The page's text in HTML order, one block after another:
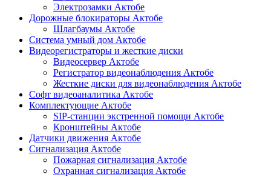
Электрозамки Актобе
Дорожные блокираторы Актобе
Шлагбаумы Актобе
Система умный дом Актобе
Видеорегистраторы и жесткие диски
Видеосервер Актобе
Регистратор видеонаблюдения Актобе
Жесткие диски для видеонаблюдения Актобе
Софт видеоаналитика Актобе
Комплектующие Актобе
SIP-станции экстренной помощи Актобе
Кронштейны Актобе
Датчики движения Актобе
Сигнализация Актобе
Пожарная сигнализация Актобе
Охранная сигнализация Актобе